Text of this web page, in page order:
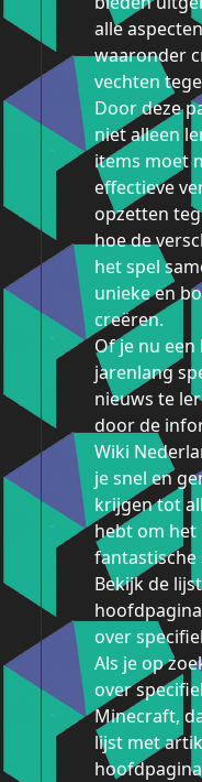
alle
waaronder
vechten
Door deze
niet alleen
items moet
effectieve
opzetten
hoe de
het spel
unieke en
creëren.
Of je nu
jarenlang
nieuws te
door de
Wiki
je snel en
krijgen tot
hebt om
fantastische
Bekijk de
over
Als je op
over
Minecraft,
lijst met